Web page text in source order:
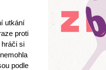
utkání
proti
si
podle